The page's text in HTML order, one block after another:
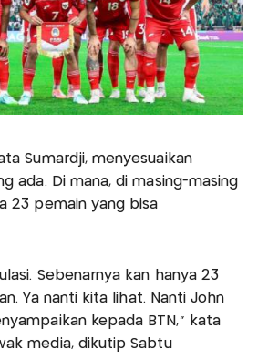
Sumardji, menyesuaikan
ada. Di mana, di masing-masing
23 pemain yang bisa
Sebenarnya kan hanya 23
Ya nanti kita lihat. Nanti John
kepada BTN,” kata
media, dikutip Sabtu